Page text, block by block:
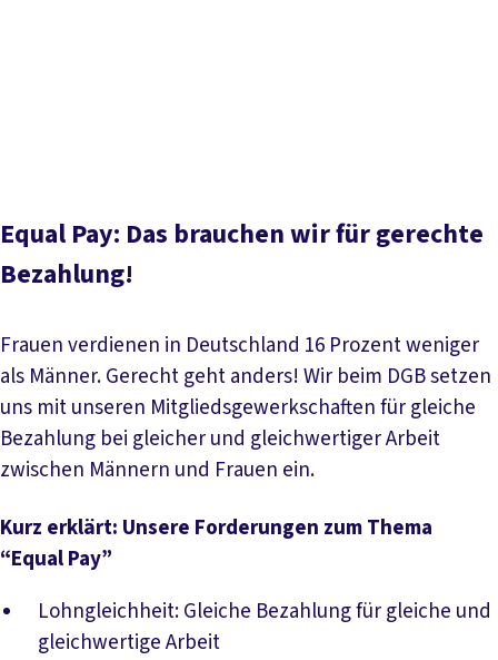
Equal Pay: Das brauchen wir für gerechte
Bezahlung!
Frauen verdienen in Deutschland 16 Prozent weniger
als Männer. Gerecht geht anders! Wir beim DGB setzen
uns mit unseren Mitgliedsgewerkschaften für gleiche
Bezahlung bei gleicher und gleichwertiger Arbeit
zwischen Männern und Frauen ein.
Kurz erklärt: Unsere Forderungen zum Thema
“Equal Pay”
Lohngleichheit: Gleiche Bezahlung für gleiche und
gleichwertige Arbeit